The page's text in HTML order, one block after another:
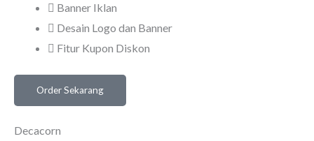
Banner Iklan
Desain Logo dan Banner
Fitur Kupon Diskon
Order Sekarang
Decacorn